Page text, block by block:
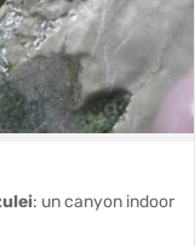
: un canyon indoor